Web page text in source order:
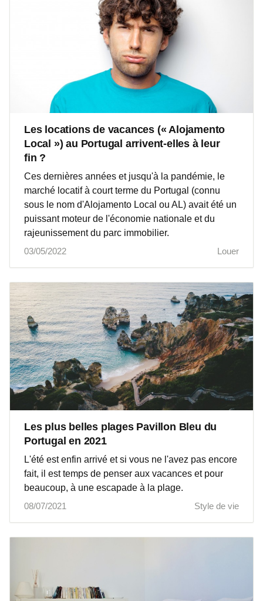
Les locations de vacances (« Alojamento
Local ») au Portugal arrivent-elles à leur
fin ?
Ces dernières années et jusqu'à la pandémie, le
marché locatif à court terme du Portugal (connu
sous le nom d'Alojamento Local ou AL) avait été un
puissant moteur de l'économie nationale et du
rajeunissement du parc immobilier.
03/05/2022
Louer
Les plus belles plages Pavillon Bleu du
Portugal en 2021
L'été est enfin arrivé et si vous ne l'avez pas encore
fait, il est temps de penser aux vacances et pour
beaucoup, à une escapade à la plage.
08/07/2021
Style de vie